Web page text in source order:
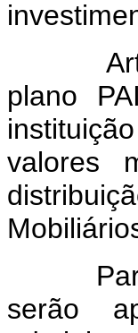
plano
valores
serão